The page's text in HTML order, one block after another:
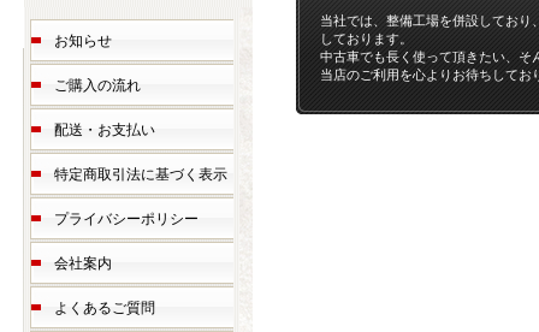
当社では、整備工場を併設してお
しております。
中古車でも長く使って頂きたい、そ
当店のご利用を心よりお待ちしてお
お知らせ
ご購入の流れ
配送・お支払い
特定商取引法に基づく表示
プライバシーポリシー
会社案内
よくあるご質問